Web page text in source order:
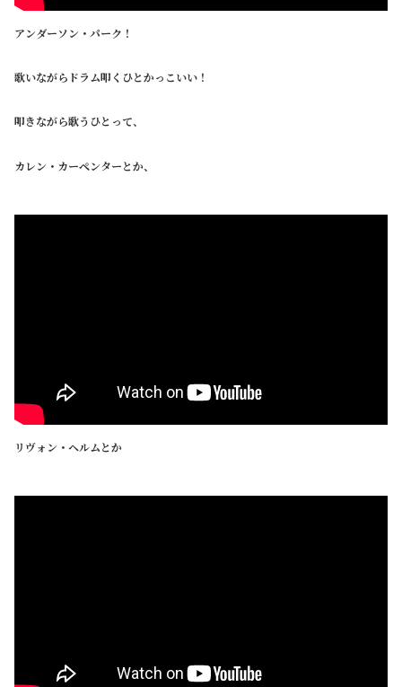
アンダーソン・パーク！
歌いながらドラム叩くひとかっこいい！
叩きながら歌うひとって、
カレン・カーペンターとか、
リヴォン・ヘルムとか